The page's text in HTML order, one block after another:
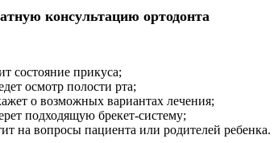
консультацию ортодонта
состояние прикуса;
осмотр полости рта;
о возможных вариантах лечения;
подходящую брекет-систему;
на вопросы пациента или родителей ребенка.